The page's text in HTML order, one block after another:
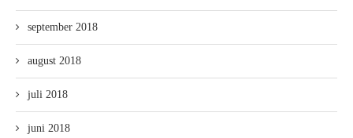
september 2018
august 2018
juli 2018
juni 2018